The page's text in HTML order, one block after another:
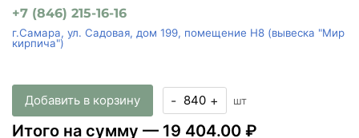
+7 (846) 215-16-16
г.Самара, ул. Садовая, дом 199, помещение Н8 (вывеска "Мир
кирпича")
Добавить в корзину - + шт
Итого на сумму — 19 404.00 ₽